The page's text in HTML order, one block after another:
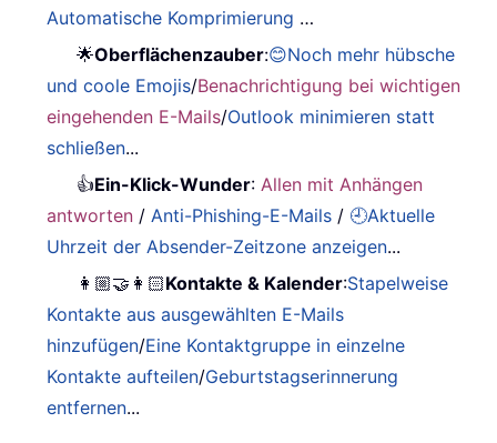
Automatische Komprimierung …
🌟Oberflächenzauber:😊Noch mehr hübsche
und coole Emojis/Benachrichtigung bei wichtigen
eingehenden E-Mails/Outlook minimieren statt
schließen...
👍Ein-Klick-Wunder:Allen mit Anhängen
antworten /Anti-Phishing-E-Mails / 🕘Aktuelle
Uhrzeit der Absender-Zeitzone anzeigen...
👩🏼‍🤝‍👩🏻Kontakte & Kalender:Stapelweise
Kontakte aus ausgewählten E-Mails
hinzufügen/Eine Kontaktgruppe in einzelne
Kontakte aufteilen/Geburtstagserinnerung
entfernen...